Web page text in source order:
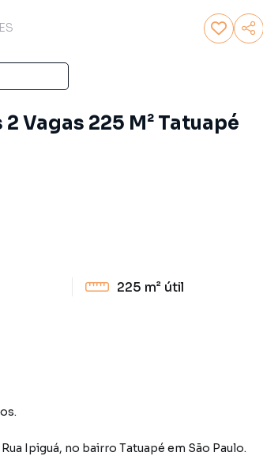
Vagas 225 M² Tatuapé
225 m² útil
Rua Ipiguá, no bairro Tatuapé em São Paulo.